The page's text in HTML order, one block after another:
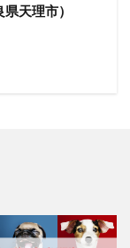
天理市）